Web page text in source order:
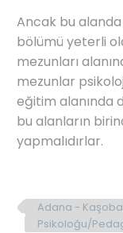
Ancak bu
bölümü yeterli
mezunları
mezunlar
eğitim alanında
bu alanların
yapmalıdırlar.
Adana -
Psikoloğu/